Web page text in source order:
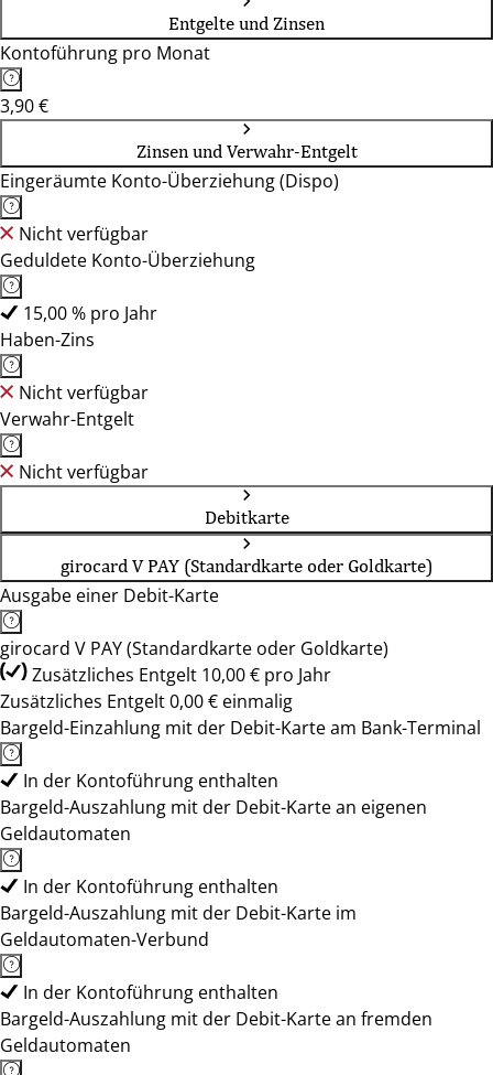
Entgelte und Zinsen
Kontoführung pro Monat
3,90 €
Zinsen und Verwahr-Entgelt
Eingeräumte Konto-Überziehung (Dispo)
Nicht verfügbar
Geduldete Konto-Überziehung
15,00 % pro Jahr
Haben-Zins
Nicht verfügbar
Verwahr-Entgelt
Nicht verfügbar
Debitkarte
girocard V PAY (Standardkarte oder Goldkarte)
Ausgabe einer Debit-Karte
girocard V PAY (Standardkarte oder Goldkarte)
Zusätzliches Entgelt 10,00 € pro Jahr
Zusätzliches Entgelt 0,00 € einmalig
Bargeld-Einzahlung mit der Debit-Karte am Bank-Terminal
In der Kontoführung enthalten
Bargeld-Auszahlung mit der Debit-Karte an eigenen
Geldautomaten
In der Kontoführung enthalten
Bargeld-Auszahlung mit der Debit-Karte im
Geldautomaten-Verbund
In der Kontoführung enthalten
Bargeld-Auszahlung mit der Debit-Karte an fremden
Geldautomaten